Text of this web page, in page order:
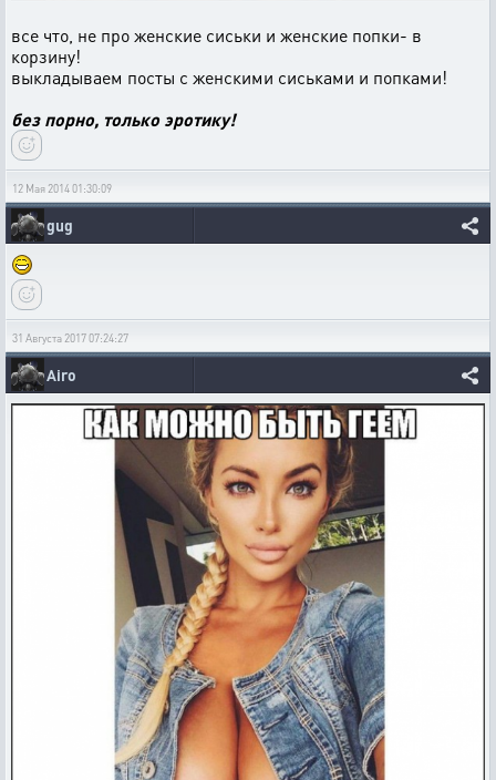
все что, не про женские сиськи и женские попки- в
корзину!
выкладываем посты с женскими сиськами и попками!
без порно, только эротику!
12 Мая 2014 01:30:09
gug
31 Августа 2017 07:24:27
Airo